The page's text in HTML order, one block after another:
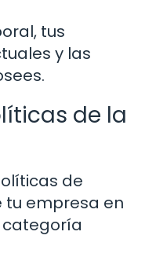
tus
y las
de la
de
tu empresa en